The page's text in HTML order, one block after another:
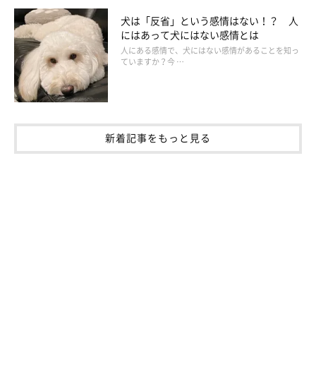
ん。
【体験者に聞いてみた】老犬の介護の現実、大変だったことは？
※写真は「いぬのきもちアプリ」で投稿いただいたものです
犬は「反省」という感情はない！？ 人
にはあって犬にはない感情とは
人にある感情で、犬にはない感情があることを知っ
ていますか？今 …
新着記事をもっと見る